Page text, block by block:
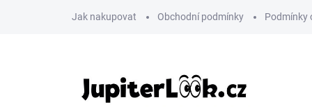
Jak nakupovat Obchodní podmínky Podmínky